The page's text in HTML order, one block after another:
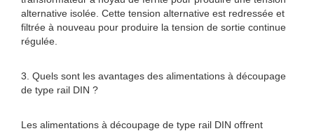
alternative isolée. Cette tension alternative est redressée et
filtrée à nouveau pour produire la tension de sortie continue
régulée.
3. Quels sont les avantages des alimentations à découpage
de type rail DIN ?
Les alimentations à découpage de type rail DIN offrent